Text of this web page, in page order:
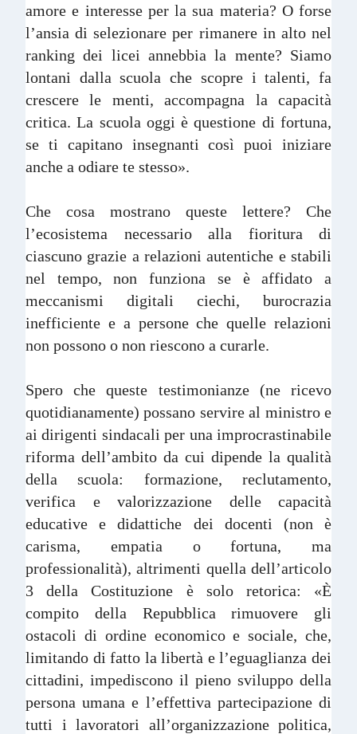
amore e interesse per la sua materia? O forse
l’ansia di selezionare per rimanere in alto nel
ranking dei licei annebbia la mente? Siamo
lontani dalla scuola che scopre i talenti, fa
crescere le menti, accompagna la capacità
critica. La scuola oggi è questione di fortuna,
se ti capitano insegnanti così puoi iniziare
anche a odiare te stesso».
Che cosa mostrano queste lettere? Che
l’ecosistema necessario alla fioritura di
ciascuno grazie a relazioni autentiche e stabili
nel tempo, non funziona se è affidato a
meccanismi digitali ciechi, burocrazia
inefficiente e a persone che quelle relazioni
non possono o non riescono a curarle.
Spero che queste testimonianze (ne ricevo
quotidianamente) possano servire al ministro e
ai dirigenti sindacali per una improcrastinabile
riforma dell’ambito da cui dipende la qualità
della scuola: formazione, reclutamento,
verifica e valorizzazione delle capacità
educative e didattiche dei docenti (non è
carisma, empatia o fortuna, ma
professionalità), altrimenti quella dell’articolo
3 della Costituzione è solo retorica: «È
compito della Repubblica rimuovere gli
ostacoli di ordine economico e sociale, che,
limitando di fatto la libertà e l’eguaglianza dei
cittadini, impediscono il pieno sviluppo della
persona umana e l’effettiva partecipazione di
tutti i lavoratori all’organizzazione politica,